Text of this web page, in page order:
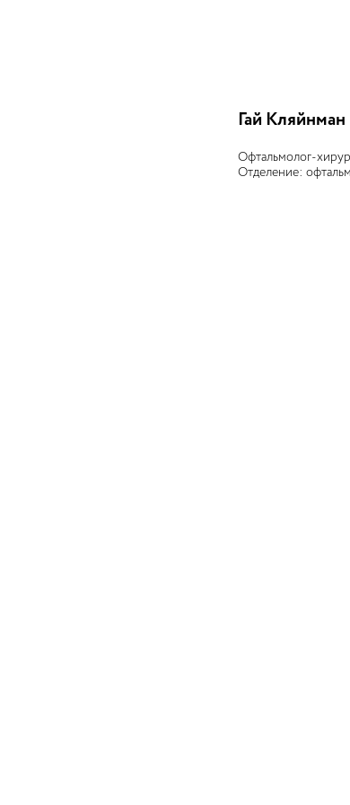
Гай Кляйнман
Офтальмолог-
Отделение: